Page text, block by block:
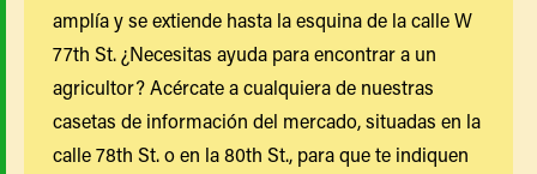
amplía y se extiende hasta la esquina de la calle W
77th St. ¿Necesitas ayuda para encontrar a un
agricultor? Acércate a cualquiera de nuestras
casetas de información del mercado, situadas en la
calle 78th St. o en la 80th St., para que te indiquen